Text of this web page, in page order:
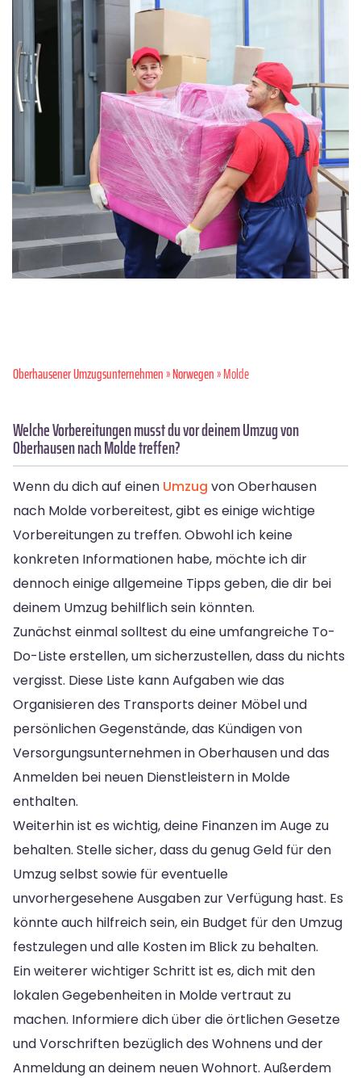
Oberhausener Umzugsunternehmen»Norwegen» Molde
Welche Vorbereitungen musst du vor deinem Umzug von
Oberhausen nach Molde treffen?
Wenn du dich auf einen Umzug von Oberhausen
nach Molde vorbereitest, gibt es einige wichtige
Vorbereitungen zu treffen. Obwohl ich keine
konkreten Informationen habe, möchte ich dir
dennoch einige allgemeine Tipps geben, die dir bei
deinem Umzug behilflich sein könnten.
Zunächst einmal solltest du eine umfangreiche To-
Do-Liste erstellen, um sicherzustellen, dass du nichts
vergisst. Diese Liste kann Aufgaben wie das
Organisieren des Transports deiner Möbel und
persönlichen Gegenstände, das Kündigen von
Versorgungsunternehmen in Oberhausen und das
Anmelden bei neuen Dienstleistern in Molde
enthalten.
Weiterhin ist es wichtig, deine Finanzen im Auge zu
behalten. Stelle sicher, dass du genug Geld für den
Umzug selbst sowie für eventuelle
unvorhergesehene Ausgaben zur Verfügung hast. Es
könnte auch hilfreich sein, ein Budget für den Umzug
festzulegen und alle Kosten im Blick zu behalten.
Ein weiterer wichtiger Schritt ist es, dich mit den
lokalen Gegebenheiten in Molde vertraut zu
machen. Informiere dich über die örtlichen Gesetze
und Vorschriften bezüglich des Wohnens und der
Anmeldung an deinem neuen Wohnort. Außerdem